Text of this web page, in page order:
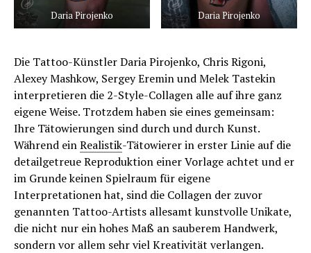
Daria Pirojenko Daria Pirojenko
Die Tattoo-Künstler Daria Pirojenko, Chris Rigoni,
Alexey Mashkow, Sergey Eremin und Melek Tastekin
interpretieren die 2-Style-Collagen alle auf ihre ganz
eigene Weise. Trotzdem haben sie eines gemeinsam:
Ihre Tätowierungen sind durch und durch Kunst.
Während einRealistik-Tätowierer in erster Linie auf die
detailgetreue Reproduktion einer Vorlage achtet und er
im Grunde keinen Spielraum für eigene
Interpretationen hat, sind die Collagen der zuvor
genannten Tattoo-Artists allesamt kunstvolle Unikate,
die nicht nur ein hohes Maß an sauberem Handwerk,
sondern vor allem sehr viel Kreativität verlangen.